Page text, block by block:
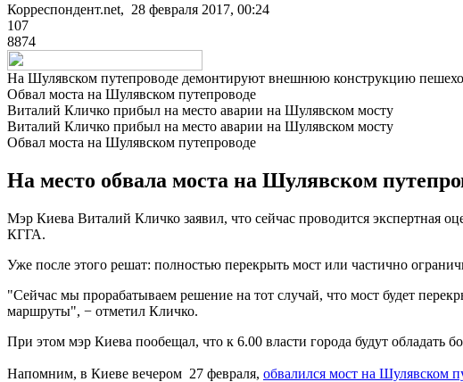
Корреспондент.net, 28 февраля 2017, 00:24
107
8874
На Шулявском путепроводе демонтируют внешнюю конструкцию
Обвал моста на Шулявском путепроводе
Виталий Кличко прибыл на место аварии на Шулявском мосту
Виталий Кличко прибыл на место аварии на Шулявском мосту
Обвал моста на Шулявском путепроводе
На место обвала моста на Шулявском
Мэр Киева Виталий Кличко заявил, что сейчас проводится экспертная
КГГА.
Уже после этого решат: полностью перекрыть мост или частично
"Сейчас мы прорабатываем решение на тот случай, что мост будет
маршруты", − отметил Кличко.
При этом мэр Киева пообещал, что к 6.00 власти города будут обладать
Напомним, в Киеве вечером 27 февраля, обвалился мост на Шулявском